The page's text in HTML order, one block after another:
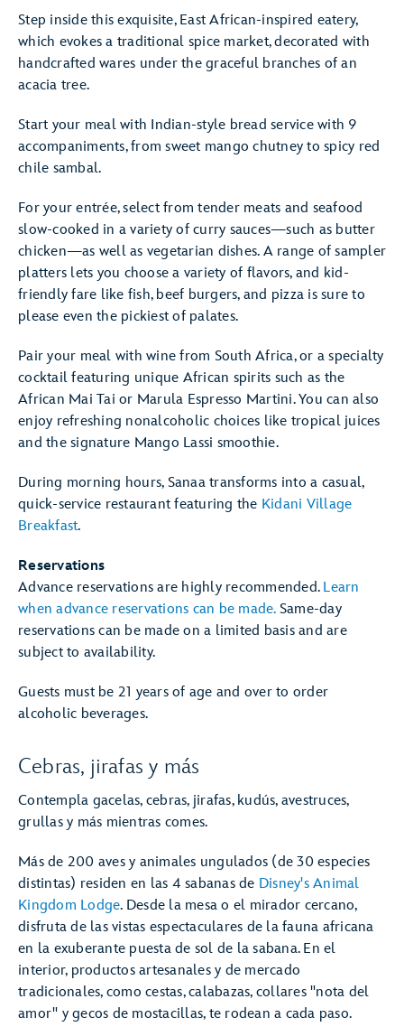
Step inside this exquisite, East African-inspired eatery,
which evokes a traditional spice market, decorated with
handcrafted wares under the graceful branches of an
acacia tree.
Start your meal with Indian-style bread service with 9
accompaniments, from sweet mango chutney to spicy red
chile sambal.
For your entrée, select from tender meats and seafood
slow-cooked in a variety of curry sauces—such as butter
chicken—as well as vegetarian dishes. A range of sampler
platters lets you choose a variety of flavors, and kid-
friendly fare like fish, beef burgers, and pizza is sure to
please even the pickiest of palates.
Pair your meal with wine from South Africa, or a specialty
cocktail featuring unique African spirits such as the
African Mai Tai or Marula Espresso Martini. You can also
enjoy refreshing nonalcoholic choices like tropical juices
and the signature Mango Lassi smoothie.
During morning hours, Sanaa transforms into a casual,
quick-service restaurant featuring the Kidani Village
Breakfast.
Reservations
Advance reservations are highly recommended. Learn
when advance reservations can be made.Same-day
reservations can be made on a limited basis and are
subject to availability.
Guests must be 21 years of age and over to order
alcoholic beverages.
Cebras, jirafas y más
Contempla gacelas, cebras, jirafas, kudús, avestruces,
grullas y más mientras comes.
Más de 200 aves y animales ungulados (de 30 especies
distintas) residen en las 4 sabanas de Disney's Animal
Kingdom Lodge. Desde la mesa o el mirador cercano,
disfruta de las vistas espectaculares de la fauna africana
en la exuberante puesta de sol de la sabana. En el
interior, productos artesanales y de mercado
tradicionales, como cestas, calabazas, collares "nota del
amor" y gecos de mostacillas, te rodean a cada paso.